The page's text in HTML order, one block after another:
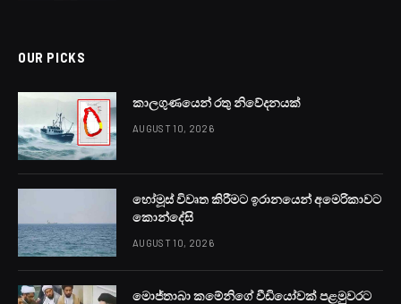
අත්අඩංගුවට ගත් ප්‍රධාන සැකකරු එළැඹෙන 26 වනදා දක්වා
රිමාන්ඩ් බන්ධනාගාරගතකර තිබේ.
Facebook Twitter Pinterest